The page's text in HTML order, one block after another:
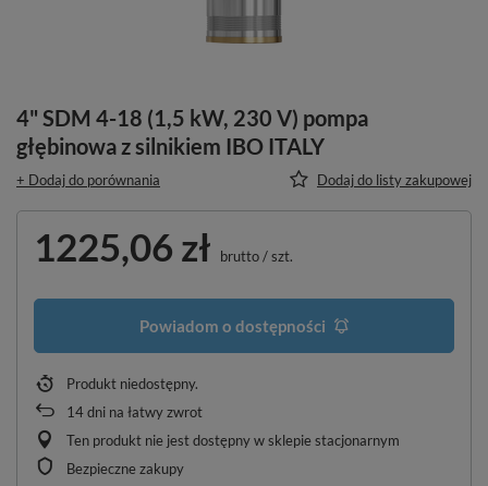
4" SDM 4-18 (1,5 kW, 230 V) pompa
głębinowa z silnikiem IBO ITALY
+ Dodaj do porównania Dodaj do listy zakupowej
1225,06 zł brutto/szt.
Powiadom o dostępności
Produkt niedostępny
14dni na łatwy zwrot
Ten produkt nie jest dostępny w sklepie stacjonarnym
Bezpieczne zakupy